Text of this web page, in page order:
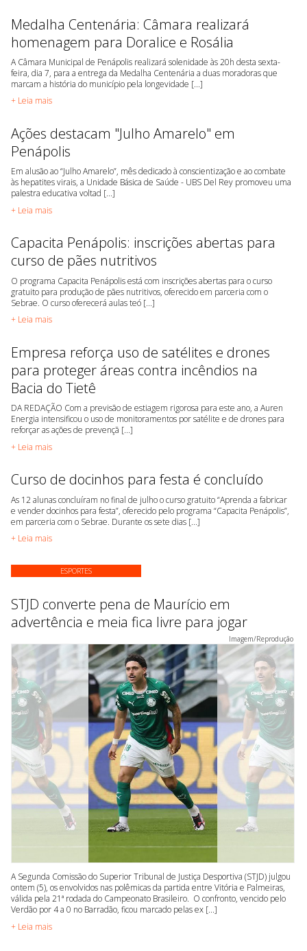
Medalha Centenária: Câmara realizará
homenagem para Doralice e Rosália
A Câmara Municipal de Penápolis realizará solenidade às 20h desta sexta-
feira, dia 7, para a entrega da Medalha Centenária a duas moradoras que
marcam a história do município pela longevidade [...]
+ Leia mais
Ações destacam "Julho Amarelo" em
Penápolis
Em alusão ao “Julho Amarelo”, mês dedicado à conscientização e ao combate
às hepatites virais, a Unidade Básica de Saúde - UBS Del Rey promoveu uma
palestra educativa voltad [...]
+ Leia mais
Capacita Penápolis: inscrições abertas para
curso de pães nutritivos
O programa Capacita Penápolis está com inscrições abertas para o curso
gratuito para produção de pães nutritivos, oferecido em parceria com o
Sebrae. O curso oferecerá aulas teó [...]
+ Leia mais
Empresa reforça uso de satélites e drones
para proteger áreas contra incêndios na
Bacia do Tietê
DA REDAÇÃO Com a previsão de estiagem rigorosa para este ano, a Auren
Energia intensificou o uso de monitoramentos por satélite e de drones para
reforçar as ações de prevençã [...]
+ Leia mais
Curso de docinhos para festa é concluído
As 12 alunas concluíram no final de julho o curso gratuito “Aprenda a fabricar
e vender docinhos para festa”, oferecido pelo programa “Capacita Penápolis”,
em parceria com o Sebrae. Durante os sete dias [...]
+ Leia mais
ESPORTES
STJD converte pena de Maurício em
advertência e meia fica livre para jogar
Imagem/Reprodução
A Segunda Comissão do Superior Tribunal de Justiça Desportiva (STJD) julgou
ontem (5), os envolvidos nas polêmicas da partida entre Vitória e Palmeiras,
válida pela 21ª rodada do Campeonato Brasileiro. O confronto, vencido pelo
Verdão por 4 a 0 no Barradão, ficou marcado pelas ex [...]
+ Leia mais